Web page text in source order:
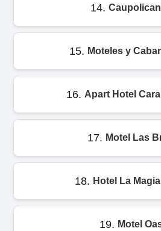
14.
15. Moteles y
16. Apart Hotel
17. Motel Las
18. Hotel La
19. Motel